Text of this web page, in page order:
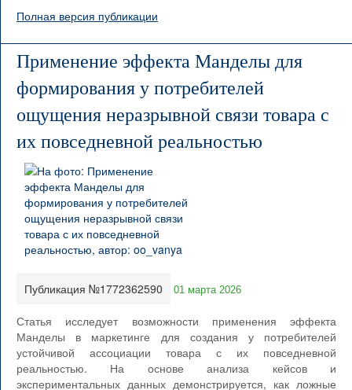
Полная версия публикации
Применение эффекта Манделы для
формирования у потребителей
ощущения неразрывной связи товара с
их повседневной реальностью
Публикация №1772362590 01 марта 2026
Статья исследует возможности применения эффекта
Манделы в маркетинге для создания у потребителей
устойчивой ассоциации товара с их повседневной
реальностью. На основе анализа кейсов и
экспериментальных данных демонстрируется, как ложные